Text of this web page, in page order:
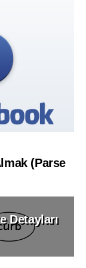
(Parse
Detayları